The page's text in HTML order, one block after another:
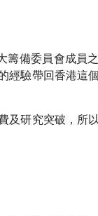
籌備委員會成員
經驗帶回香港這
及研究突破，所